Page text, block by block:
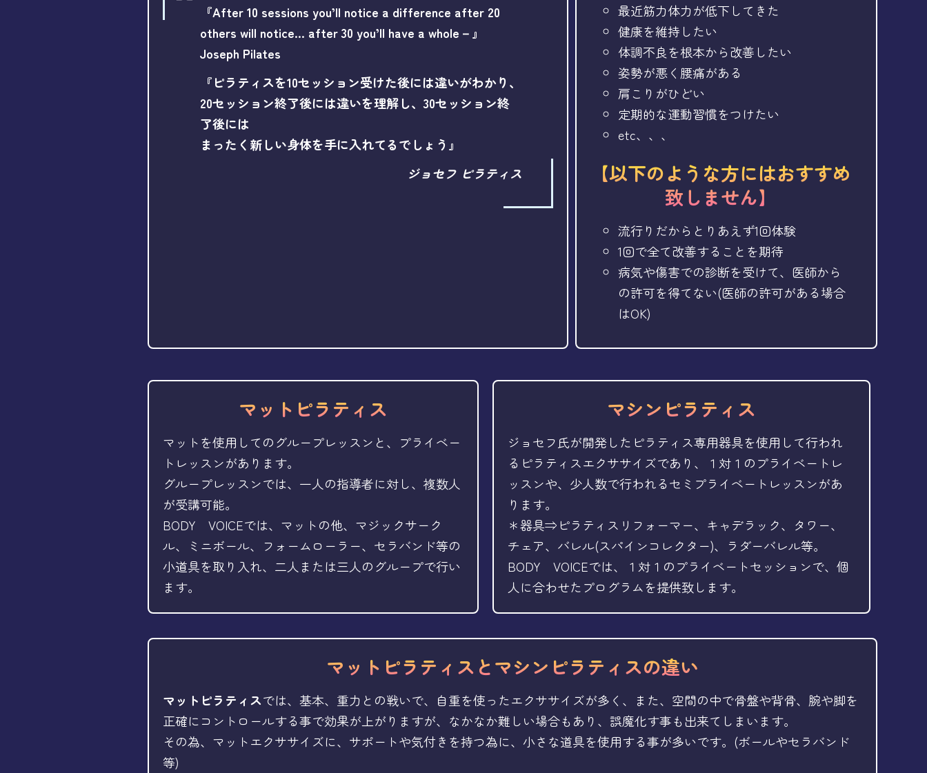
『After 10 sessions you’ll notice a difference after 20
others will notice… after 30 you’ll have a whole－』
Joseph Pilates
『ピラティスを10セッション受けた後には違いがわかり、
20セッション終了後には違いを理解し、30セッション終
了後には
まったく新しい身体を手に入れてるでしょう』
ジョセフ ピラティス
最近筋力体力が低下してきた
健康を維持したい
体調不良を根本から改善したい
姿勢が悪く腰痛がある
肩こりがひどい
定期的な運動習慣をつけたい
etc、、、
【以下のような方にはおすすめ
致しません】
流行りだからとりあえず1回体験
1回で全て改善することを期待
病気や傷害での診断を受けて、医師から
の許可を得てない(医師の許可がある場合
はOK)
マットピラティス
マットを使用してのグループレッスンと、プライベー
トレッスンがあります。
グループレッスンでは、一人の指導者に対し、複数人
が受講可能。
BODY VOICEでは、マットの他、マジックサーク
ル、ミニボール、フォームローラー、セラバンド等の
小道具を取り入れ、二人または三人のグループで行い
ます。
マシンピラティス
ジョセフ氏が開発したピラティス専用器具を使用して行われ
るピラティスエクササイズであり、１対１のプライベートレ
ッスンや、少人数で行われるセミプライベートレッスンがあ
ります。
＊器具⇒ピラティスリフォーマー、キャデラック、タワー、
チェア、バレル(スパインコレクター)、ラダーバレル等。
BODY VOICEでは、１対１のプライベートセッションで、個
人に合わせたプログラムを提供致します。
マットピラティスとマシンピラティスの違い
マットピラティスでは、基本、重力との戦いで、自重を使ったエクササイズが多く、また、空間の中で骨盤や背骨、腕や脚を
正確にコントロールする事で効果が上がりますが、なかなか難しい場合もあり、誤魔化す事も出来てしまいます。
その為、マットエクササイズに、サポートや気付きを持つ為に、小さな道具を使用する事が多いです。(ボールやセラバンド
等)